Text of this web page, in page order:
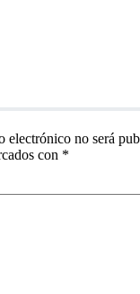
electrónico no será
con *